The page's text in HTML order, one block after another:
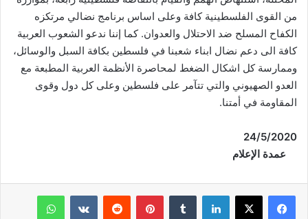
من القوى الفلسطينية كافة وعلى اساس برنامج نضالي مرتكزه
الكفاح المسلح ضد الاحتلال والعدوان. كما إننا ندعو الشعوب العربية
كافة الى دعم نضال ابناء شعبنا في فلسطين بكافة السبل والوسائل،
وممارسة كل اشكال الضغط لمحاصرة الأنظمة العربية المطبعة مع
العدو الصهيوني والتي تتآمر على فلسطين وعلى كل دول وقوى
المقاومة في أمتنا.
24/5/2020
عمدة الإعلام
فيسبوك لينكدإن بينتيريست